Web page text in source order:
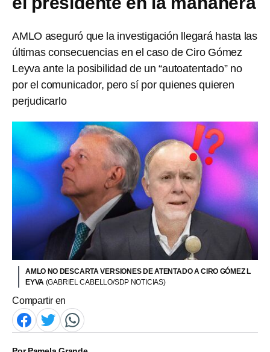
AMLO aseguró que la investigación llegará hasta las
últimas consecuencias en el caso de Ciro Gómez
Leyva ante la posibilidad de un “autoatentado” no
por el comunicador, pero sí por quienes quieren
perjudicarlo
AMLO NO DESCARTA VERSIONES DE ATENTADO A CIRO GÓMEZ L
EYVA (GABRIEL CABELLO/SDP NOTICIAS)
Compartir en